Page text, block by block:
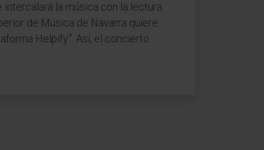
la música con la lectura
de Música de Navarra quiere
Helpify”. Así, el concierto